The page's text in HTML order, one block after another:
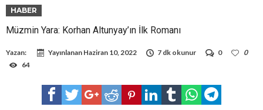
HABER
Müzmin Yara: Korhan Altunyay’ın İlk Romanı
Yazan: Yayınlanan Haziran 10, 2022 7 dk okunur 0
0
64